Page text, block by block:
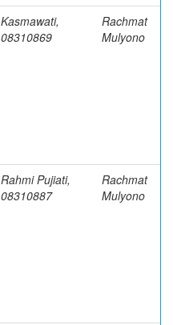
Kasmawati,
08310869
Rachmat
Mulyono
Rahmi Pujiati,
08310887
Rachmat
Mulyono